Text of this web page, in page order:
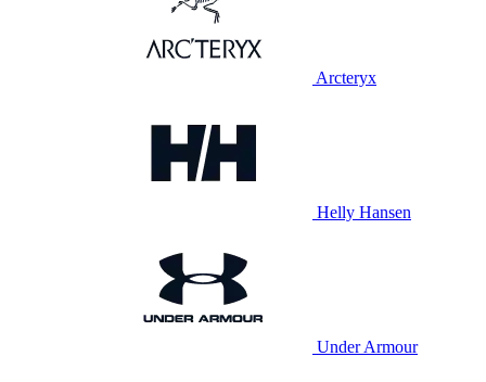
Arcteryx
Helly Hansen
Under Armour